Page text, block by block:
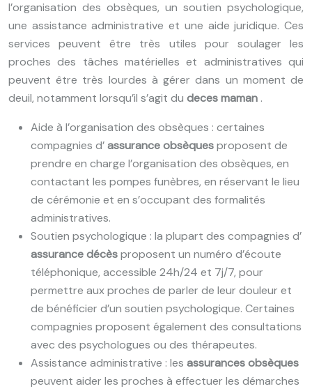
l’organisation des obsèques, un soutien psychologique,
une assistance administrative et une aide juridique. Ces
services peuvent être très utiles pour soulager les
proches des tâches matérielles et administratives qui
peuvent être très lourdes à gérer dans un moment de
deuil, notamment lorsqu’il s’agit du deces maman .
Aide à l’organisation des obsèques : certaines
compagnies d’assurance obsèquesproposent de
prendre en charge l’organisation des obsèques, en
contactant les pompes funèbres, en réservant le lieu
de cérémonie et en s’occupant des formalités
administratives.
Soutien psychologique : la plupart des compagnies d’
assurance décèsproposent un numéro d’écoute
téléphonique, accessible 24h/24 et 7j/7, pour
permettre aux proches de parler de leur douleur et
de bénéficier d’un soutien psychologique. Certaines
compagnies proposent également des consultations
avec des psychologues ou des thérapeutes.
Assistance administrative : les assurances obsèques
peuvent aider les proches à effectuer les démarches